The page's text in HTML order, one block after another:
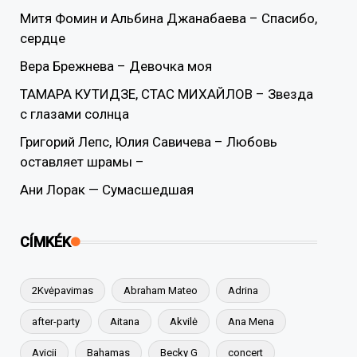
Митя Фомин и Альбина Джанабаева – Спасибо,
сердце
Вера Брежнева – Девочка моя
ТАМАРА КУТИДЗЕ, СТАС МИХАЙЛОВ – Звезда
с глазами солнца
Григорий Лепс, Юлия Савичева – Любовь
оставляет шрамы –
Ани Лорак — Сумасшедшая
CÍMKÉK
2Kvėpavimas Abraham Mateo Adrina
after-party Aitana Akvilė Ana Mena
Avicii Bahamas Becky G concert